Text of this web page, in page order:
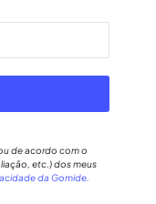
de acordo com o
etc.) dos meus
da Gomide.